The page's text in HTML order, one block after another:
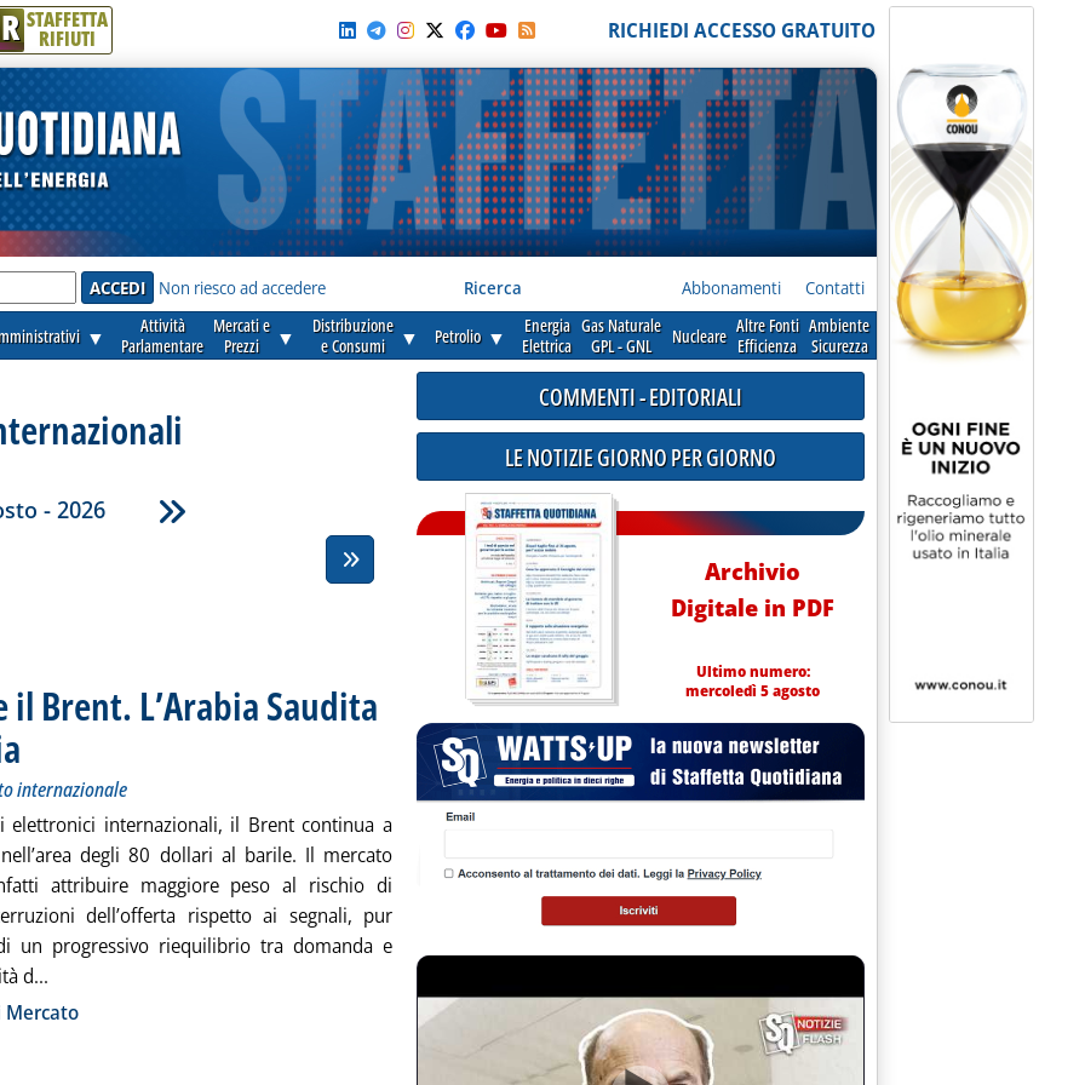
R STAFFETTA
RIFIUTI RICHIEDI ACCESSO GRATUITO
Non riesco ad accedere Ricerca Abbonamenti Contatti
▼
Attività
Parlamentare
Mercati e
Prezzi
▼
Distribuzione
e Consumi
▼ Petrolio ▼
Energia
Elettrica
Gas Naturale
GPL - GNL
Nucleare Altre Fonti
Efficienza
Ambiente
Sicurezza
- 2026
Brent. L’Arabia Saudita
. Sottotitolo: Andamento dei prezzi petroliferi sul mercato internazionale
internazionale
elettronici internazionali, il Brent continua a
degli 80 dollari al barile. Il mercato
attribuire maggiore peso al rischio di
dell’offerta rispetto ai segnali, pur
un progressivo riequilibrio tra domanda e
d... Leggi tutta la notizia: 'La geopolitica sostiene il Brent. L’Arabia Saudita tagli gli Osp verso l’Asia'
Mercato
COMMENTI - EDITORIALI
LE NOTIZIE GIORNO PER GIORNO
Archivio
Digitale in PDF
Ultimo numero:
mercoledì 5 agosto